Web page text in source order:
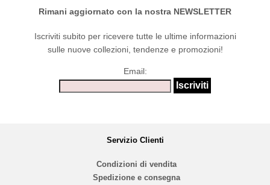
Rimani aggiornato con la nostra NEWSLETTER
Iscriviti subito per ricevere tutte le ultime informazioni
sulle nuove collezioni, tendenze e promozioni!
Email:
Servizio Clienti
Condizioni di vendita
Spedizione e consegna